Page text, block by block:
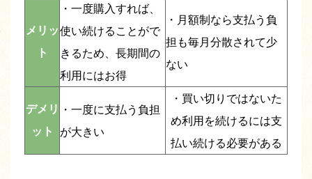
メリッ
ト
・ 一度購入すれば、
使い続けることがで
きるため、長期間の
利用にはお得
・月額制なら支払う負
担も毎月分散されて少
ない
デメリ
ット
・ 一度に支払う負担
が大きい
・買い切りではないた
め利用を続けるには支
払い続ける必要がある